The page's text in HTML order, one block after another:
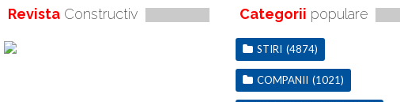
Revista Constructiv Categorii populare
STIRI (4874)
COMPANII (1021)